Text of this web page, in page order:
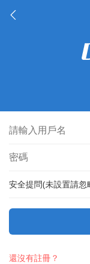
安全提問(未設置請忽
還沒有註冊？